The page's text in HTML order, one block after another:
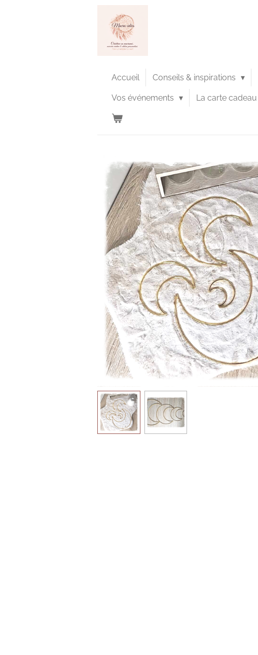
Accueil Conseils & inspirations
Vos événements La carte cadeau